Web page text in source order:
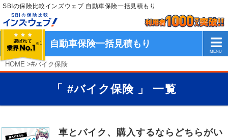
SBIの保険比較インズウェブ 自動車保険一括見積もり
自動車保険一括見積もり
HOME >#バイク保険
「 #バイク保険 」 一覧
車とバイク、購入するならどちらがい